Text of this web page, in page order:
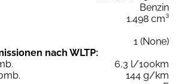
Benzin
1.498 cm³
1 (None)
nach WLTP:
6,3 l/100km
144 g/km